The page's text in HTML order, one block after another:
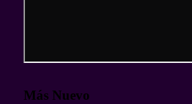
Más Nuevo